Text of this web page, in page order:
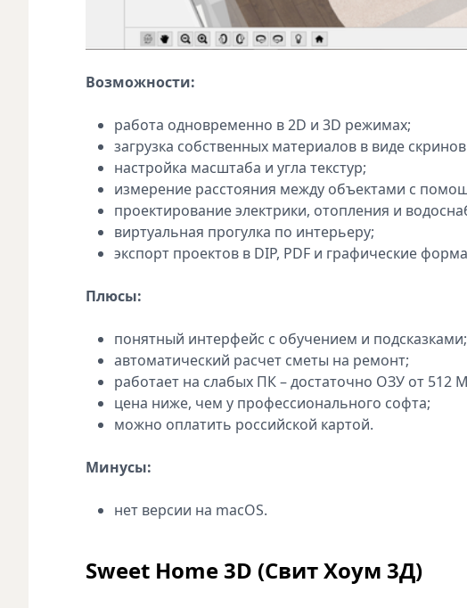
Возможности:
работа одновременно в 2D и 3D режимах;
загрузка собственных материалов в виде
настройка масштаба и угла текстур;
измерение расстояния между объектами с
проектирование электрики, отопления и
виртуальная прогулка по интерьеру;
экспорт проектов в DIP, PDF и графические
Плюсы:
понятный интерфейс с обучением и подсказками;
автоматический расчет сметы на ремонт;
работает на слабых ПК – достаточно ОЗУ от 512
цена ниже, чем у профессионального софта;
можно оплатить российской картой.
Минусы:
нет версии на macOS.
Sweet Home 3D (Свит Хоум 3Д)